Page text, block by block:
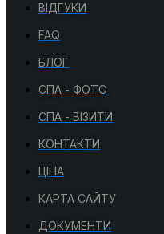
ВІДГУКИ
FAQ
БЛОГ
СПА - ФОТО
СПА - ВІЗИТИ
КОНТАКТИ
ЦІНА
КАРТА САЙТУ
ДОКУМЕНТИ